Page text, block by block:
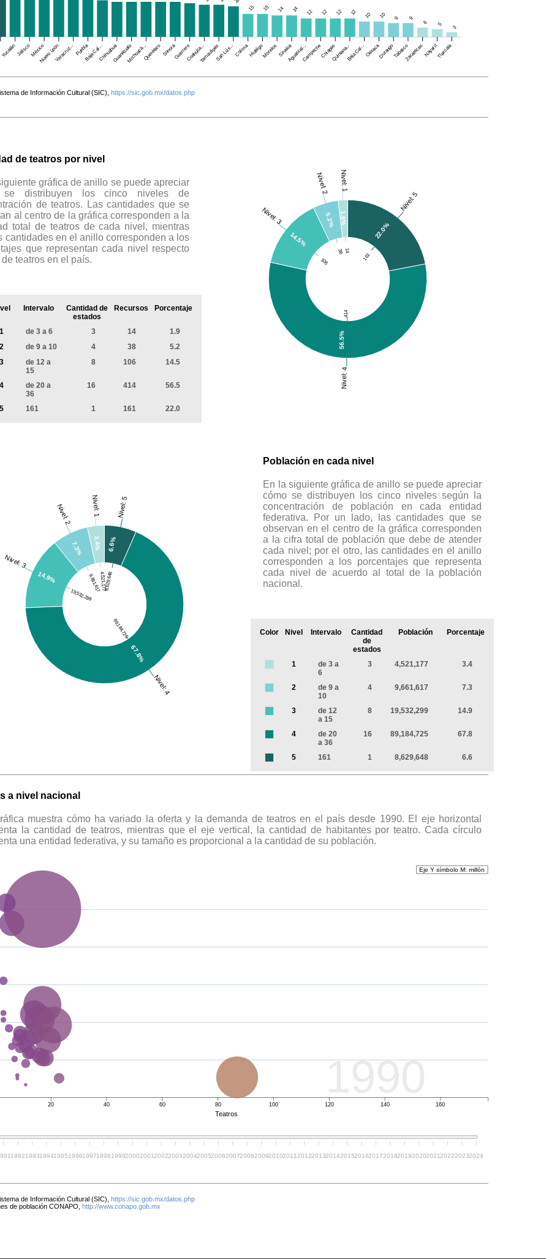
15 15 14 14 12 12 12 12 10 10 9 9
6 5
3
YucatánJaliscoMéxicoNuevo LeónVeracruz...PueblaBaja Cal...ChihuahuaGuanajuatoMichoacá...QuerétaroSonoraGuerreroCoahuila...TamaulipasSan Luis...ColimaHidalgoMorelosSinaloaAguascal...CampecheChiapasQuintana...Baja Cal...OaxacaDurangoTabascoZacatecas NayaritTlaxcala
de Información Cultural (SIC),https://sic.gob.mx/datos.php
de teatros por nivel
gráfica de anillo se puede apreciar
se distribuyen los cinco niveles de
de teatros. Las cantidades que se
al centro de la gráfica corresponden a la
total de teatros de cada nivel, mientras
cantidades en el anillo corresponden a los
que representan cada nivel respecto
teatros en el país.
Intervalo
Cantidad de
estados
Recursos Porcentaje
1 de 3 a 6 3 14
1.9
2
de 9 a 10 4 38
5.2
3
de 12 a
15
8 106 14.5
4
de 20 a
36
16 414 56.5
5 161 1 161 22.0
Nivel: 5
161
22.0%
Nivel: 4
414
56.5%
Nivel: 3
106
14.5%
Nivel: 2
38
5.2%
Nivel: 1
14
1.9%
Nivel: 5
8,629,648
6.6%
Nivel: 4
89,184,725
67.8%
Nivel: 3
19,532,299
14.9%
Nivel: 2
9,661,617
7.3%
Nivel: 1
4,521,177
3.4%
Población en cada nivel
En la siguiente gráfica de anillo se puede apreciar
cómo se distribuyen los cinco niveles según la
concentración de población en cada entidad
federativa. Por un lado, las cantidades que se
observan en el centro de la gráfica corresponden
a la cifra total de población que debe de atender
cada nivel; por el otro, las cantidades en el anillo
corresponden a los porcentajes que representa
cada nivel de acuerdo al total de la población
nacional.
Color Nivel Intervalo
Cantidad
de
estados
Población Porcentaje
1
de 3 a
6
3 4,521,177 3.4
2
de 9 a
10
4 9,661,617 7.3
3
de 12
a 15
8 19,532,299 14.9
4
de 20
a 36
16 89,184,725 67.8
5 161 1 8,629,648 6.6
a nivel nacional
muestra cómo ha variado la oferta y la demanda de teatros en el país desde 1990. El eje horizontal
la cantidad de teatros, mientras que el eje vertical, la cantidad de habitantes por teatro. Cada círculo
una entidad federativa, y su tamaño es proporcional a la cantidad de su población.
20 40 60 80 100 120 140 160
Teatros
Eje Y símbolo M: millón
Eje Y símbolo M: millón
1990
199219931994199519961997199819992000200120022003200420052006200720082009201020112012201320142015201620172018201920202021202220232024
de Información Cultural (SIC),https://sic.gob.mx/datos.php
de población CONAPO,http://www.conapo.gob.mx